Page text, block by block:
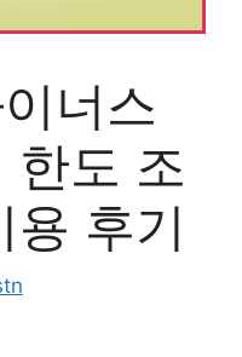
너스
한도 조
용 후기